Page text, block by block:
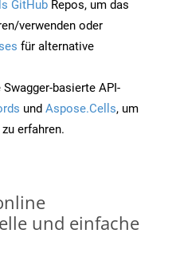
GitHub Repos, um das
verwenden oder
für alternative
basierte API-
und Aspose.Cells, um
zu erfahren.
und einfache